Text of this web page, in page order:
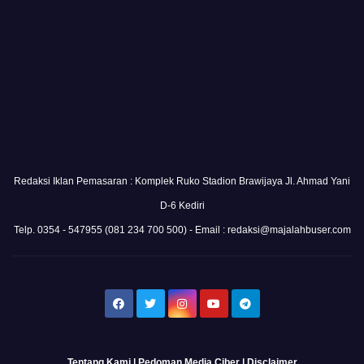
Redaksi Iklan Pemasaran : Komplek Ruko Stadion Brawijaya Jl. Ahmad Yani
D-6 Kediri
Telp. 0354 - 547955 (081 234 700 500) - Email : redaksi@majalahbuser.com